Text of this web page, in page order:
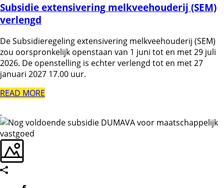
Subsidie extensivering melkveehouderij (SEM)
verlengd
De Subsidieregeling extensivering melkveehouderij (SEM)
zou oorspronkelijk openstaan van 1 juni tot en met 29 juli
2026. De openstelling is echter verlengd tot en met 27
januari 2027 17.00 uur.
READ MORE